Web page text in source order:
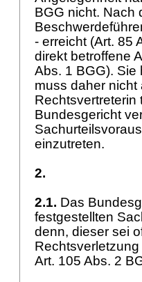
BGG nicht. Nach
- erreicht (Art. 85
direkt betroffene
Abs. 1 BGG). Sie
muss daher nicht
Bundesgericht
einzutreten.
2.
2.1. Das
festgestellten
denn, dieser sei
Art. 105 Abs. 2